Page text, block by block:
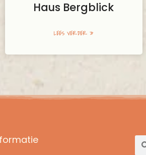
Haus Bergblick
LEES VERDER »